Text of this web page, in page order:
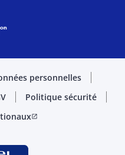
personnelles
Politique sécurité
open_in_new